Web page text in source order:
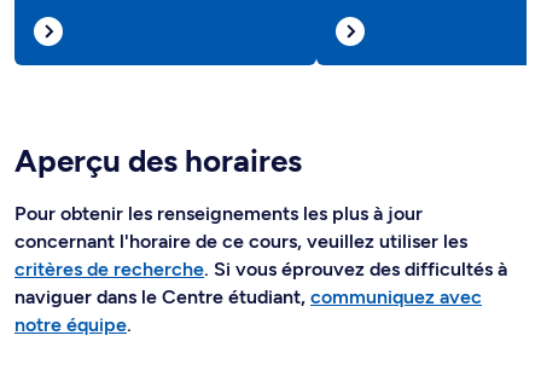
Aperçu des horaires
Pour obtenir les renseignements les plus à jour
concernant l'horaire de ce cours, veuillez utiliser les
critères de recherche. Si vous éprouvez des difficultés à
naviguer dans le Centre étudiant, communiquez avec
notre équipe.